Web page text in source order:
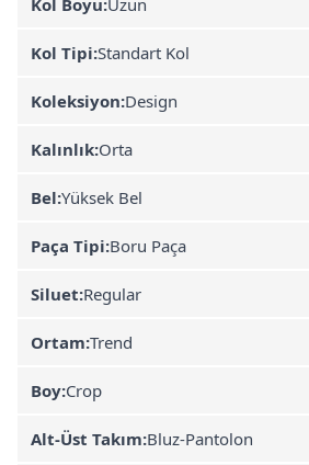
Kol Tipi:Standart Kol
Koleksiyon:Design
Kalınlık:Orta
Bel:Yüksek Bel
Paça Tipi:Boru Paça
Siluet:Regular
Ortam:Trend
Boy:Crop
Alt-Üst Takım:Bluz-Pantolon